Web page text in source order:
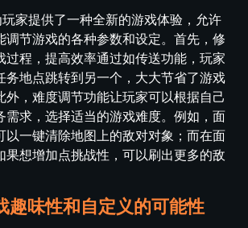
家提供了一种全新的游戏体验，允许
调节游戏的各种参数和设定。首先，修
过程，提高效率通过如传送功能，玩家
务地点跳转到另一个，大大节省了游戏
外，难度调节功能让玩家可以根据自己
需求，选择适当的游戏难度。例如，面
以一键清除地图上的敌对对象；而在面
果想增加点挑战性，可以刷出更多的敌
趣味性和自定义的可能性